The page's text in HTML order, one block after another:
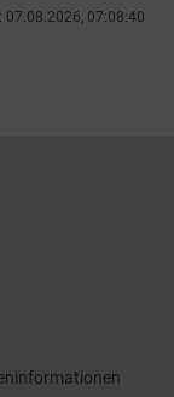
07.08.2026, 07:08:40